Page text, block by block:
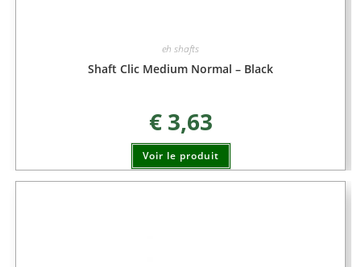
eh shafts
Shaft Clic Medium Normal – Black
€3,63
Voir le produit